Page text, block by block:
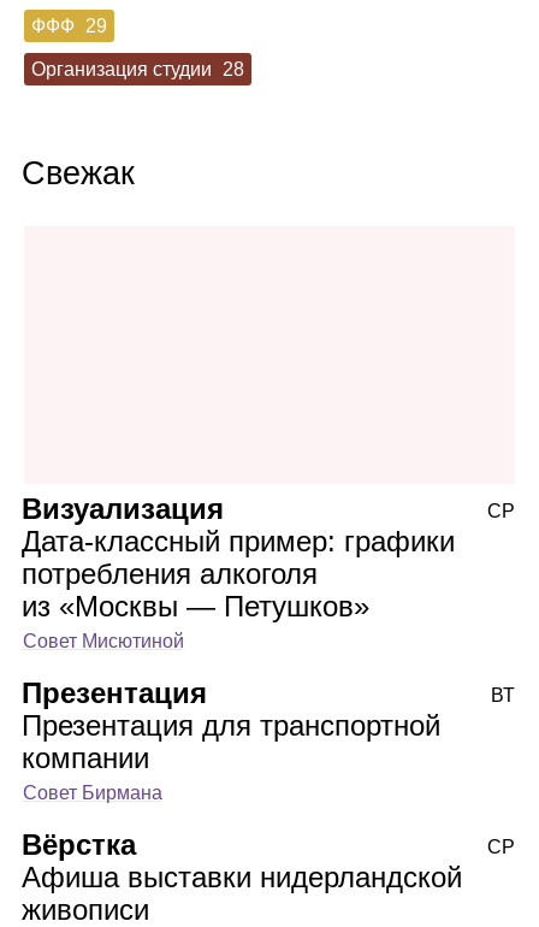
ФФФ 29
Организация студии 28
Свежак
Визуализация
Дата‑классный пример: графики
потребления алкоголя
из «Москвы — Петушков»
Совет Мисютиной
СР
Презентация
Презентация для транспортной
компании
Совет Бирмана
ВТ
Вёрстка
Афиша выставки нидерландской
живописи
СР